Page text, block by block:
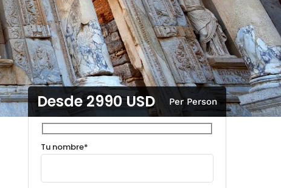
Desde 2990 USD Per Person
Tu nombre*